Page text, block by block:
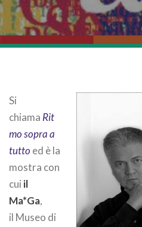
Si
chiama Rit
mo sopra a
tutto ed è la
mostra con
cui il
Ma*Ga,
il Museo di